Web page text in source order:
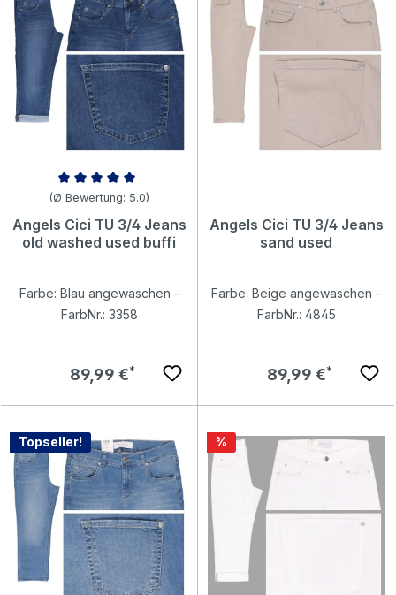
Durchschnittliche Bewertung von 5 von 5 Sternen
(Ø Bewertung: 5.0)
Angels Cici TU 3/4 Jeans
old washed used buffi
Farbe: Blau angewaschen -
FarbNr.: 3358
Regulärer Preis:
89,99 €
Angels Cici TU 3/4 Jeans
sand used
Farbe: Beige angewaschen -
FarbNr.: 4845
Regulärer Preis:
89,99 €
Topseller! Rabatt
%